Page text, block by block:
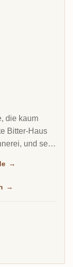
die kaum
Bitter-Haus
und sein
Stil, anders
Guyana.
→
→